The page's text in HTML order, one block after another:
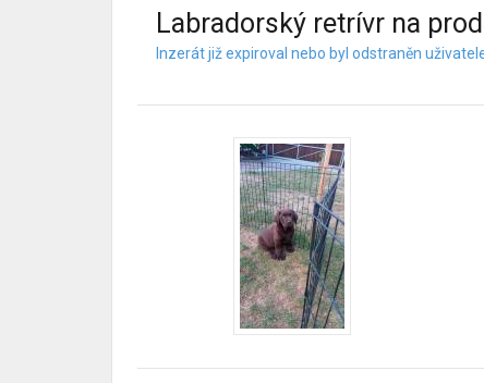
Labradorský retrívr na
Inzerát již expiroval nebo byl odstraněn